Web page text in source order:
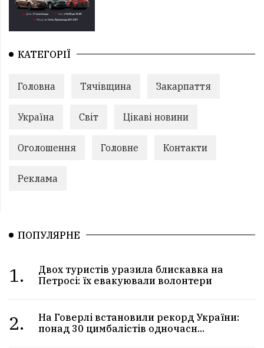
КАТЕГОРІЇ
Головна Тячівщина Закарпаття
Україна Світ Цікаві новини
Оголошення Головне Контакти
Реклама
ПОПУЛЯРНЕ
1.
Двох туристів уразила блискавка на
Петросі: їх евакуювали волонтери
2.
На Говерлі встановили рекорд України:
понад 30 цимбалістів одночасн...